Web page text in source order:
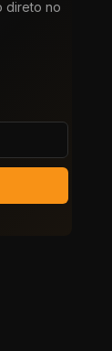
direto no